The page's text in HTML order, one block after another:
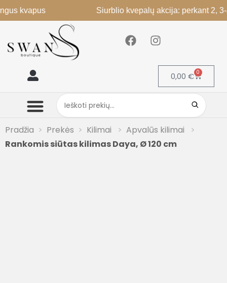
Siurblio kvepalų akcija: perkant 2, 3-as
0,00 € 0
Pradžia Prekės Kilimai
Apvalūs kilimai
Rankomis siūtas kilimas Daya, Ø 120 cm